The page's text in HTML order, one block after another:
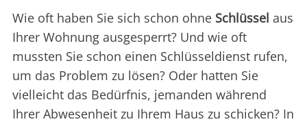
Wie oft haben Sie sich schon ohne Schlüssel aus
Ihrer Wohnung ausgesperrt? Und wie oft
mussten Sie schon einen Schlüsseldienst rufen,
um das Problem zu lösen? Oder hatten Sie
vielleicht das Bedürfnis, jemanden während
Ihrer Abwesenheit zu Ihrem Haus zu schicken? In